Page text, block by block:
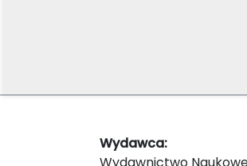
Wydawca: